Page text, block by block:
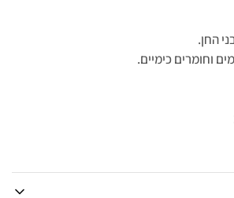
החן.
וחומרים כימיים.